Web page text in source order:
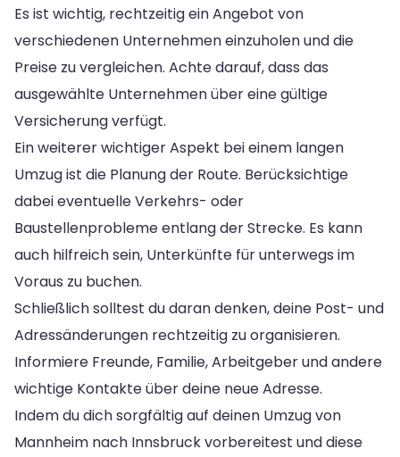
Es ist wichtig, rechtzeitig ein Angebot von
verschiedenen Unternehmen einzuholen und die
Preise zu vergleichen. Achte darauf, dass das
ausgewählte Unternehmen über eine gültige
Versicherung verfügt.
Ein weiterer wichtiger Aspekt bei einem langen
Umzug ist die Planung der Route. Berücksichtige
dabei eventuelle Verkehrs- oder
Baustellenprobleme entlang der Strecke. Es kann
auch hilfreich sein, Unterkünfte für unterwegs im
Voraus zu buchen.
Schließlich solltest du daran denken, deine Post- und
Adressänderungen rechtzeitig zu organisieren.
Informiere Freunde, Familie, Arbeitgeber und andere
wichtige Kontakte über deine neue Adresse.
Indem du dich sorgfältig auf deinen Umzug von
Mannheim nach Innsbruck vorbereitest und diese